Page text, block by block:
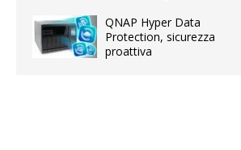
QNAP Hyper Data
Protection, sicurezza
proattiva